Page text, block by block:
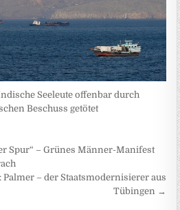
Seeleute offenbar durch
Beschuss getötet
Spur“ – Grünes Männer-Manifest
– der Staatsmodernisierer aus
Tübingen →